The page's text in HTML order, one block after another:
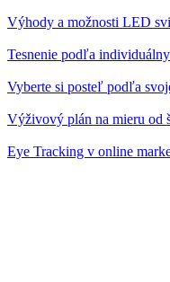
Výhody a možnosti LED
Tesnenie podľa
Vyberte si posteľ podľa
Výživový plán na mieru od
Eye Tracking v online